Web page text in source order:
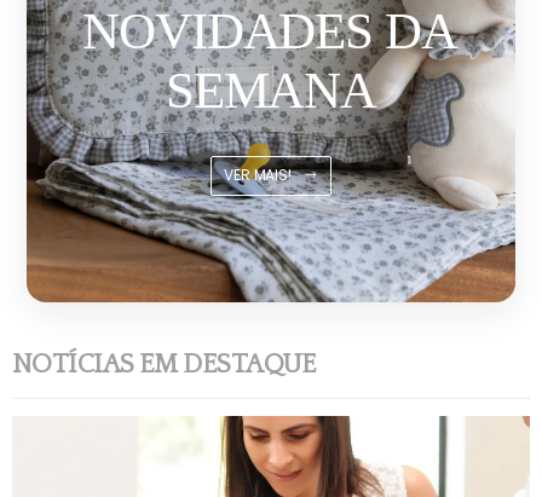
NOVIDADES DA
SEMANA
VER MAIS!
NOTÍCIAS EM DESTAQUE